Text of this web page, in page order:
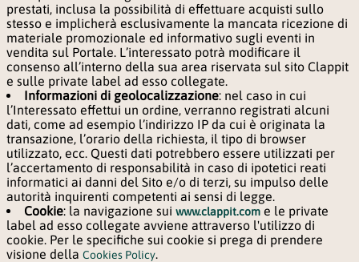
prestati, inclusa la possibilità di effettuare acquisti sullo
stesso e implicherà esclusivamente la mancata ricezione di
materiale promozionale ed informativo sugli eventi in
vendita sul Portale. L’interessato potrà modificare il
consenso all’interno della sua area riservata sul sito Clappit
e sulle private label ad esso collegate.
Informazioni di geolocalizzazione: nel caso in cui
l’Interessato effettui un ordine, verranno registrati alcuni
dati, come ad esempio l’indirizzo IP da cui è originata la
transazione, l’orario della richiesta, il tipo di browser
utilizzato, ecc. Questi dati potrebbero essere utilizzati per
l’accertamento di responsabilità in caso di ipotetici reati
informatici ai danni del Sito e/o di terzi, su impulso delle
autorità inquirenti competenti ai sensi di legge.
Cookie: la navigazione sui www.clappit.com e le private
label ad esso collegate avviene attraverso l'utilizzo di
cookie. Per le specifiche sui cookie si prega di prendere
visione della Cookies Policy.